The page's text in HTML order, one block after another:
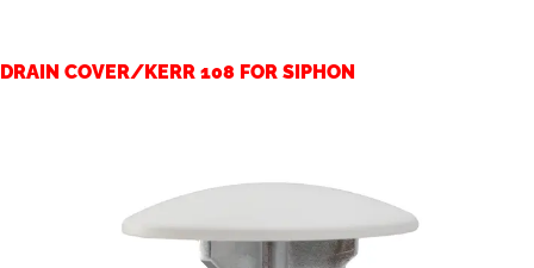
DRAIN COVER/KERR 108 FOR SIPHON